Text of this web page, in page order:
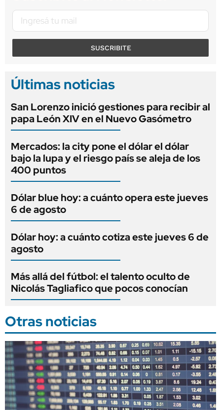
SUSCRIBITE
Últimas noticias
San Lorenzo inició gestiones para recibir al
papa León XIV en el Nuevo Gasómetro
Mercados: la city pone el dólar el dólar
bajo la lupa y el riesgo país se aleja de los
400 puntos
Dólar blue hoy: a cuánto opera este jueves
6 de agosto
Dólar hoy: a cuánto cotiza este jueves 6 de
agosto
Más allá del fútbol: el talento oculto de
Nicolás Tagliafico que pocos conocían
Otras noticias